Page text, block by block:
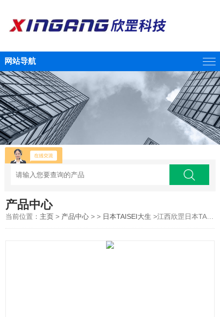
网站导航
产品中心
当前位置： 主页 > 产品中心 > > 日本TAISEI大生 >江西欣罡日本TAISEI大生 超声波传感器